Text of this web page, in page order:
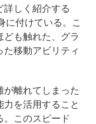
詳しく紹介する
に付けている。こ
ども触れた、グラ
移動アビリティ
離れてしまった
力を活用すること
。このスピード